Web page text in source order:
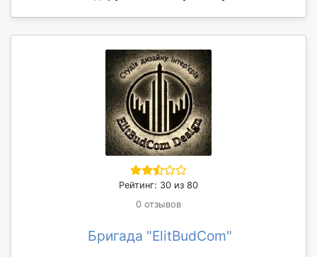
Рейтинг: 30 из 80
0 отзывов
Бригада "ElitBudCom"